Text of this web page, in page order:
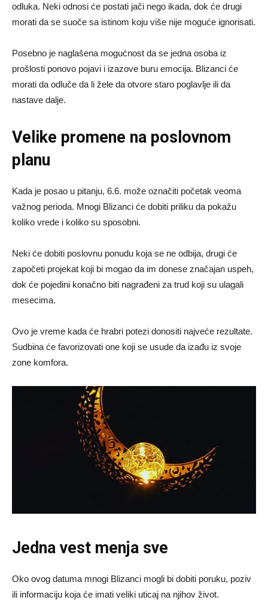
odluka. Neki odnosi će postati jači nego ikada, dok će drugi
morati da se suoče sa istinom koju više nije moguće ignorisati.
Posebno je naglašena mogućnost da se jedna osoba iz
prošlosti ponovo pojavi i izazove buru emocija. Blizanci će
morati da odluče da li žele da otvore staro poglavlje ili da
nastave dalje.
Velike promene na poslovnom
planu
Kada je posao u pitanju, 6.6. može označiti početak veoma
važnog perioda. Mnogi Blizanci će dobiti priliku da pokažu
koliko vrede i koliko su sposobni.
Neki će dobiti poslovnu ponudu koja se ne odbija, drugi će
započeti projekat koji bi mogao da im donese značajan uspeh,
dok će pojedini konačno biti nagrađeni za trud koji su ulagali
mesecima.
Ovo je vreme kada će hrabri potezi donositi najveće rezultate.
Sudbina će favorizovati one koji se usude da izađu iz svoje
zone komfora.
Jedna vest menja sve
Oko ovog datuma mnogi Blizanci mogli bi dobiti poruku, poziv
ili informaciju koja će imati veliki uticaj na njihov život.